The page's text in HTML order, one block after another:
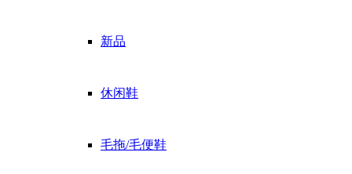
新品
休闲鞋
毛拖/毛便鞋